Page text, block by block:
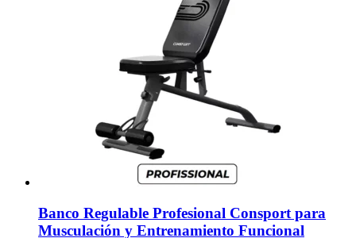
Banco Regulable Profesional Consport para
Musculación y Entrenamiento Funcional